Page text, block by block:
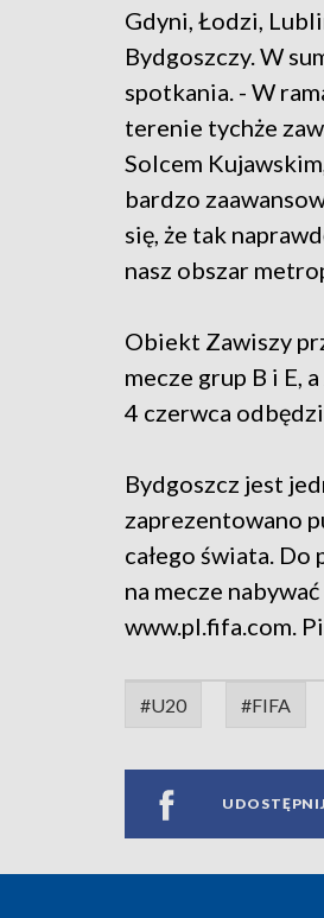
Gdyni, Łodzi,
Bydgoszczy. W
spotkania. - W
terenie tychże
Solcem
bardzo
się, że tak
nasz obszar
Obiekt Zawiszy
mecze grup B i E,
4 czerwca
Bydgoszcz jest
zaprezentowano
całego świata.
na mecze
www.pl.fifa.com.
#U20 #FIFA